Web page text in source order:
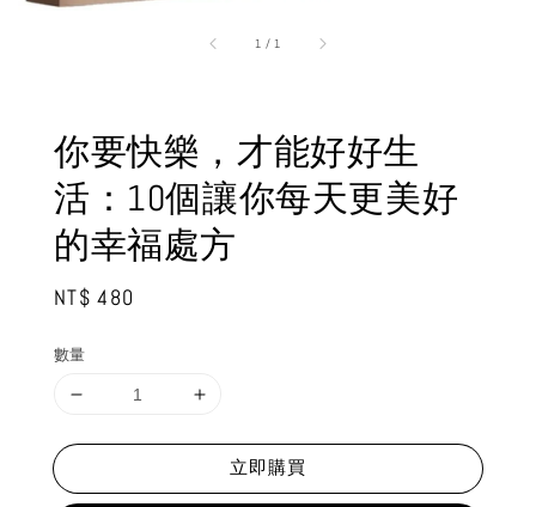
1 / 1
你要快樂，才能好好生
活：10個讓你每天更美好
的幸福處方
Regular
NT$ 480
數量
立即購買